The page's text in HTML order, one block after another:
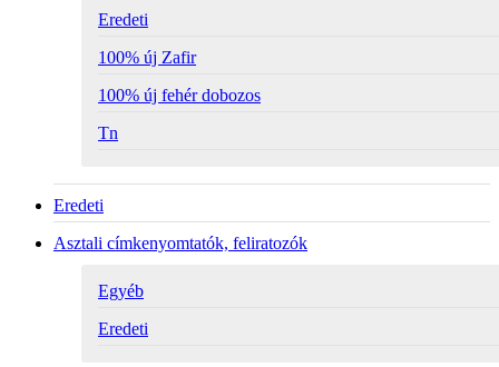
Eredeti
100% új Zafir
100% új fehér dobozos
Tn
Eredeti
Asztali címkenyomtatók, feliratozók
Egyéb
Eredeti